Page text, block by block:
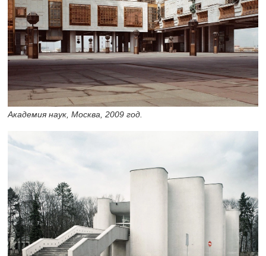
Академия наук, Москва, 2009 год.